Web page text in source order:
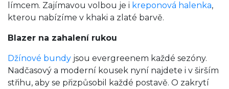
límcem. Zajímavou volbou je i kreponová halenka,
kterou nabízíme v khaki a zlaté barvě.
Blazer na zahalení rukou
Džínové bundy jsou evergreenem každé sezóny.
Nadčasový a moderní kousek nyní najdete i v širším
střihu, aby se přizpůsobil každé postavě. O zakrytí